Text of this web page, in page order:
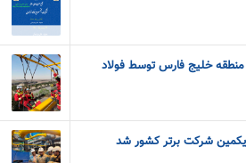
خلیج فارس توسط فولاد
شرکت برتر کشور شد